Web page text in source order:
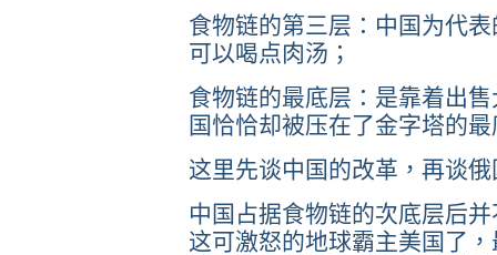
食物链的第三层：中国为代
可以喝点肉汤；
食物链的最底层：是靠着出
国恰恰却被压在了金字塔的
这里先谈中国的改革，再谈
中国占据食物链的次底层后
这可激怒的地球霸主美国了